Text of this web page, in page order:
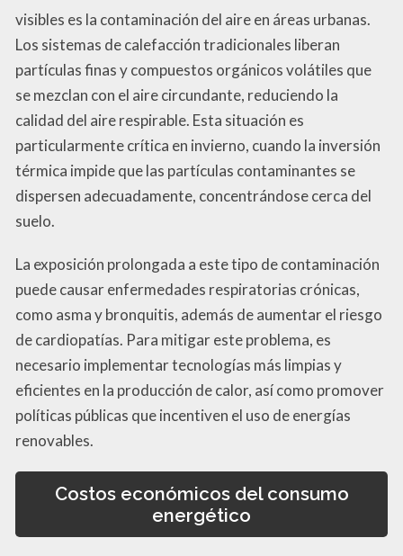
visibles es la contaminación del aire en áreas urbanas.
Los sistemas de calefacción tradicionales liberan
partículas finas y compuestos orgánicos volátiles que
se mezclan con el aire circundante, reduciendo la
calidad del aire respirable. Esta situación es
particularmente crítica en invierno, cuando la inversión
térmica impide que las partículas contaminantes se
dispersen adecuadamente, concentrándose cerca del
suelo.
La exposición prolongada a este tipo de contaminación
puede causar enfermedades respiratorias crónicas,
como asma y bronquitis, además de aumentar el riesgo
de cardiopatías. Para mitigar este problema, es
necesario implementar tecnologías más limpias y
eficientes en la producción de calor, así como promover
políticas públicas que incentiven el uso de energías
renovables.
Costos económicos del consumo
energético